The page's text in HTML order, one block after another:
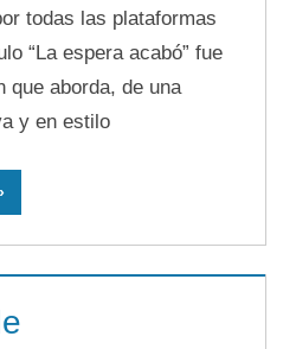
todas las plataformas
“La espera acabó” fue
que aborda, de una
y en estilo